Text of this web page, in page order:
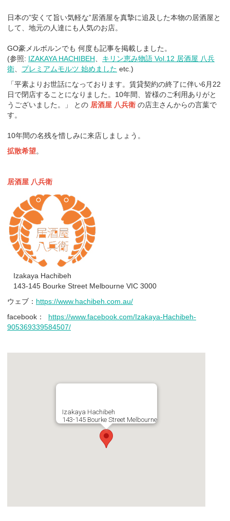
日本の”安くて旨い気軽な”居酒屋を真摯に追及した本物の居酒屋と
して、地元の人達にも人気のお店。
GO豪メルボルンでも 何度も記事を掲載しました。
(参照: IZAKAYA HACHIBEH
キリン恵み物語 Vol.12 居酒屋 八兵
衛
プレミアムモルツ 始めました etc.)
「平素よりお世話になっております。賃貸契約の終了に伴い6月22
日で閉店することになりました。10年間、皆様のご利用ありがと
うございました。」 との 居酒屋 八兵衛 の店主さんからの言葉で
す。
10年間の名残を惜しみに来店しましょう。
拡散希望。
居酒屋 八兵衛
Izakaya Hachibeh
143-145 Bourke Street Melbourne VIC 3000
ウェブ： https://www.hachibeh.com.au/
facebook： https://www.facebook.com/Izakaya-Hachibeh-
905369339584507/
Izakaya Hachibeh
143-145 Bourke Street Melbourne